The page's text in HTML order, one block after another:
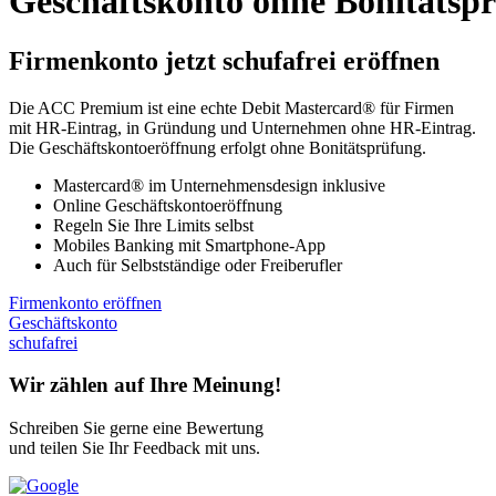
Firmenkonto jetzt schufafrei eröffnen
Die ACC Premium ist eine echte Debit Mastercard® für Firmen
mit HR-Eintrag, in Gründung und Unternehmen ohne HR-Eintrag.
Die Geschäftskontoeröffnung erfolgt ohne Bonitätsprüfung.
Mastercard® im Unternehmensdesign inklusive
Online Geschäftskontoeröffnung
Regeln Sie Ihre Limits selbst
Mobiles Banking mit Smartphone-App
Auch für Selbstständige oder Freiberufler
Firmenkonto eröffnen
Geschäftskonto
schufafrei
Wir zählen auf Ihre Meinung!
Schreiben Sie gerne eine Bewertung
und teilen Sie Ihr Feedback mit uns.